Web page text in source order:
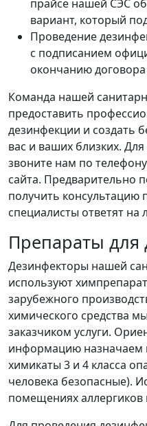
прайсе нашей СЭС
вариант, который
Проведение
с подписанием
окончанию договора
Команда нашей
предоставить
дезинфекции и создать
вас и ваших близких.
звоните нам по
сайта. Предварительно
получить консультацию
специалисты ответят
Препараты для
Дезинфекторы нашей
используют
зарубежного
химического средства
заказчиком услуги.
информацию назначаем
химикаты 3 и 4 класса
человека безопасные).
помещениях аллергиков